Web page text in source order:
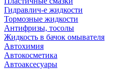
Гидравлич-е жидкости
Тормозные жидкости
Антифризы, тосолы
Жидкость в бачок омывателя
Автохимия
Автокосметика
Автоаксесуары